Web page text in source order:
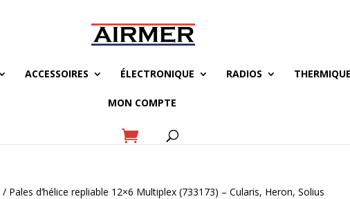
ACCESSOIRES ÉLECTRONIQUE RADIOS THERMIQUE
MON COMPTE
/ Pales d’hélice repliable 12×6 Multiplex (733173) – Cularis, Heron, Solius